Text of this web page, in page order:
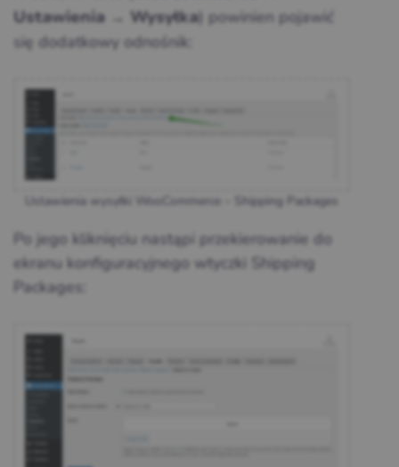
Ustawienia → Wysyłka) powinien pojawić
się dodatkowy odnośnik:
Ustawienia wysyłki WooCommerce – Shipping Packages
Po jego kliknięciu nastąpi przekierowanie do
ekranu konfiguracyjnego wtyczki Shipping
Packages: